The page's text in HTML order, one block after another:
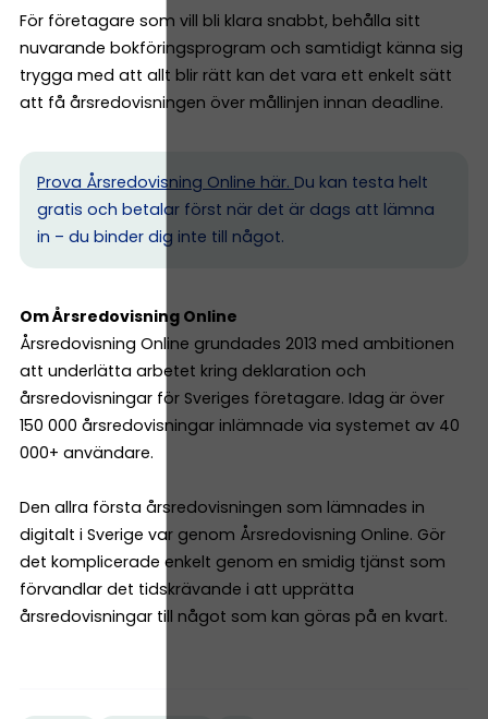
För företagare som vill bli klara snabbt, behålla sitt
nuvarande bokföringsprogram och samtidigt känna sig
trygga med att allt blir rätt kan det vara ett enkelt sätt
att få årsredovisningen över mållinjen innan deadline.
Prova Årsredovisning Online här. Du kan testa helt
gratis och betalar först när det är dags att lämna
in – du binder dig inte till något.
Om Årsredovisning Online
Årsredovisning Online grundades 2013 med ambitionen
att underlätta arbetet kring deklaration och
årsredovisningar för Sveriges företagare. Idag är över
150 000 årsredovisningar inlämnade via systemet av 40
000+ användare.
Den allra första årsredovisningen som lämnades in
digitalt i Sverige var genom Årsredovisning Online. Gör
det komplicerade enkelt genom en smidig tjänst som
förvandlar det tidskrävande i att upprätta
årsredovisningar till något som kan göras på en kvart.